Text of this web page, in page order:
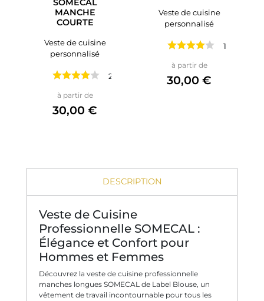
MANCHE
COURTE
Veste de cuisine
personnalisé
2 avis
à partir dePrix
30,00 €
Veste de cuisine
personnalisé
1 avis
à partir dePrix
30,00 €
DESCRIPTION
Veste de Cuisine
Professionnelle SOMECAL :
Élégance et Confort pour
Hommes et Femmes
Découvrez la veste de cuisine professionnelle
manches longues SOMECAL de Label Blouse, un
vêtement de travail incontournable pour tous les